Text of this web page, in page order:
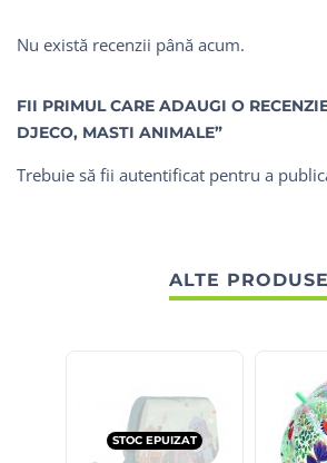
Nu există recenzii până acum.
FII PRIMUL CARE ADAUGI O
DJECO, MASTI ANIMALE”
Trebuie să fii autentificat pentru a
ALTE PRODUSE
STOC EPUIZAT